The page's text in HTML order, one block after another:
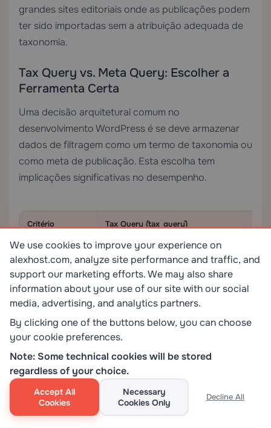
grandes sites editoriais onde as publicações podem
ter sido importadas sem a atribuição adequada de
taxonomia.
Tax Query vs. Meta Query: Escolher a
Ferramenta Certa
Uma decisão arquitetural comum no
desenvolvimento WordPress é se deve armazenar
dados de filtragem como um termo de taxonomia ou
como meta de publicação. Esta escolha tem
implicações significativas no desempenho.
Critério Tax Query (`tax_query`)
Tabela da base
de dados
`wp_term_relationships` (indexada)
Desempenho da
consulta
Rápido — projetado para pesquisas
baseadas em conjuntos
Filtragem
facetada
Nativa, eficiente
Tipo de dados Vocabulário controlado (termos)
Categorização, classificação
Indexação
We use cookies to improve your experience on
alexhost.com, analyze site performance and traffic, and
support our marketing efforts. We may also share
information about your use of our site with our social
media, advertising, and analytics partners.
By clicking one of the buttons below, you can choose
your cookie preferences.
Note: Some technical cookies will be stored
regardless of your choice.
Accept All
Cookies
Necessary
Cookies Only
Decline All